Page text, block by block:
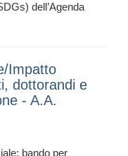
dell’Agenda
Impatto
dottorandi e
- A.A.
bando per